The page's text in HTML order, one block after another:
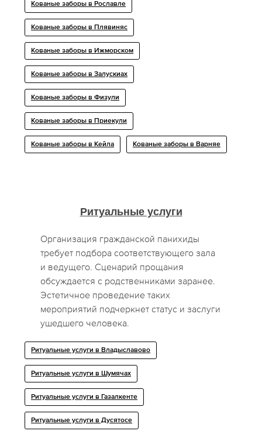
Кованые заборы в Рославле
Кованые заборы в Плявиняс
Кованые заборы в Ижморском
Кованые заборы в Залускиах
Кованые заборы в Физули
Кованые заборы в Приекули
Кованые заборы в Кейла Кованые заборы в Варняе
Ритуальные услуги
Организация гражданской панихиды
требует подбора соответствующего зала
и ведущего. Сценарий прощания
обсуждается с родственниками заранее.
Эстетичное проведение таких
мероприятий подчеркнет статус и заслуги
ушедшего человека.
Ритуальные услуги в Владыславово
Ритуальные услуги в Шумячах
Ритуальные услуги в Газалкенте
Ритуальные услуги в Дусятосе